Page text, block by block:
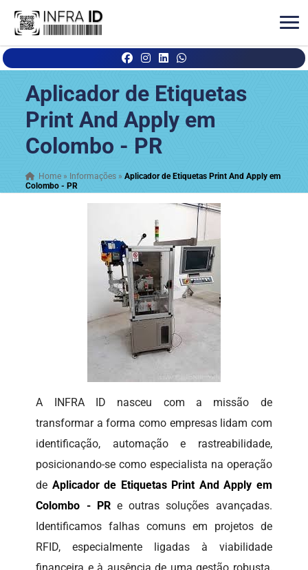
Aplicador de Etiquetas
Print And Apply em
Colombo - PR
Home » Informações »Aplicador de Etiquetas Print And Apply em
Colombo - PR
A INFRA ID nasceu com a missão de
transformar a forma como empresas lidam com
identificação, automação e rastreabilidade,
posicionando-se como especialista na operação
de Aplicador de Etiquetas Print And Apply em
Colombo - PRe outras soluções avançadas.
Identificamos falhas comuns em projetos de
RFID, especialmente ligadas à viabilidade